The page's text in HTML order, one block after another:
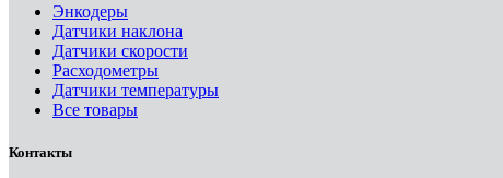
Энкодеры
Датчики наклона
Датчики скорости
Расходометры
Датчики температуры
Все товары
Контакты